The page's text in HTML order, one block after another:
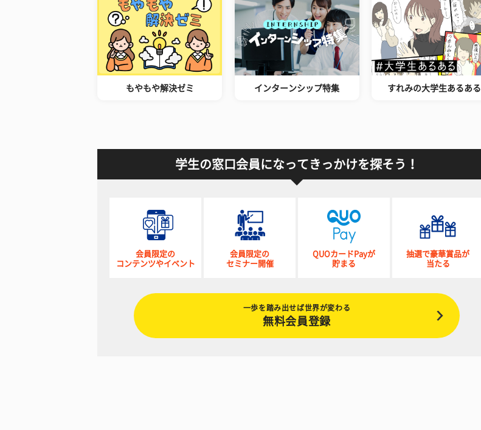
もやもや解決ゼミ インターンシップ特集 すれみの大学生あるある
学生の窓口会員になってきっかけを探そう！
会員限定の
コンテンツやイベント
会員限定の
セミナー開催
QUOカードPayが
貯まる
抽選で豪華賞品が
当たる
一歩を踏み出せば世界が変わる
無料会員登録